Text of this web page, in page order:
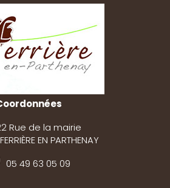
Rue de la mairie
EN PARTHENAY
05 49 63 05 09